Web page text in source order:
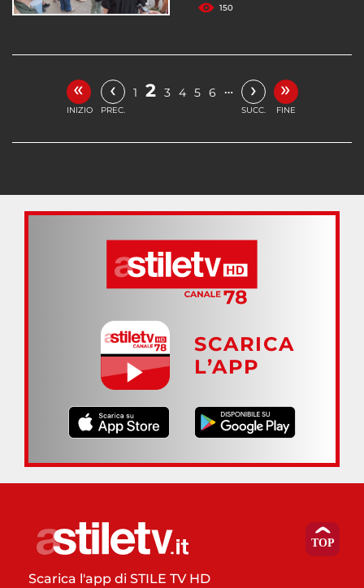
150
«
INIZIO
‹
PREC.
1 2 3 4 5 6 … ›
SUCC.
»
FINE
SCARICA
L’APP
Scarica l'app di STILE TV HD